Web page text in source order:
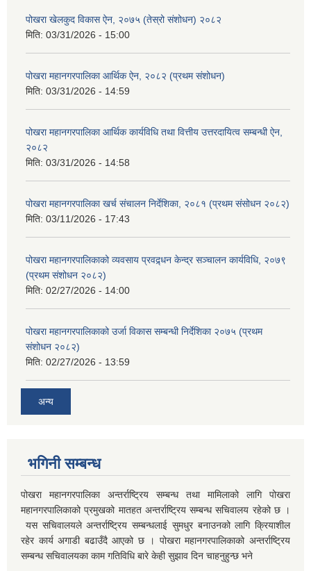
पोखरा खेलकुद विकास ऐन, २०७५ (तेस्रो संशोधन) २०८२
मिति: 03/31/2026 - 15:00
पोखरा महानगरपालिका आर्थिक ऐन, २०८२ (प्रथम संशोधन)
मिति: 03/31/2026 - 14:59
पोखरा महानगरपालिका आर्थिक कार्यविधि तथा वित्तीय उत्तरदायित्व सम्बन्धी ऐन,
२०८२
मिति: 03/31/2026 - 14:58
पोखरा महानगरपालिका खर्च संचालन निर्देशिका, २०८१ (प्रथम संसोधन २०८२)
मिति: 03/11/2026 - 17:43
पोखरा महानगरपालिकाको व्यवसाय प्रवद्र्धन केन्द्र सञ्चालन कार्यविधि, २०७९
(प्रथम संशोधन २०८२)
मिति: 02/27/2026 - 14:00
पोखरा महानगरपालिकाको उर्जा विकास सम्बन्धी निर्देशिका २०७५ (प्रथम
संशोधन २०८२)
मिति: 02/27/2026 - 13:59
अन्य
भगिनी सम्बन्ध
पोखरा महानगरपालिका अन्तर्राष्ट्रिय सम्बन्ध तथा मामिलाको लागि पोखरा
महानगरपालिकाको प्रमुखको मातहत अन्तर्राष्ट्रिय सम्बन्ध सचिवालय रहेको छ ।
यस सचिवालयले अन्तर्राष्ट्रिय सम्बन्धलाई सुमधुर बनाउनको लागि क्रियाशील
रहेर कार्य अगाडी बढाउँदै आएको छ । पोखरा महानगरपालिकाको अन्तर्राष्ट्रिय
सम्बन्ध सचिवालयका काम गतिविधि बारे केही सुझाव दिन चाहनुहुन्छ भने